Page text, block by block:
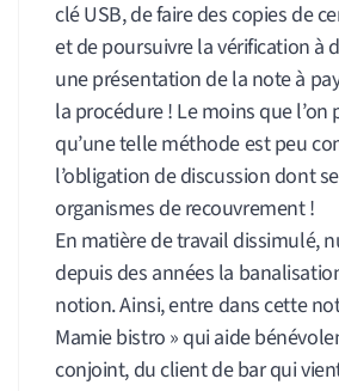
clé USB, de faire des copies de
et de poursuivre la vérification à
une présentation de la note à
la procédure ! Le moins que l’on
qu’une telle méthode est peu
l’obligation de discussion dont
organismes de recouvrement !
En matière de travail dissimulé,
depuis des années la
notion. Ainsi, entre dans cette
Mamie bistro » qui aide
conjoint, du client de bar qui